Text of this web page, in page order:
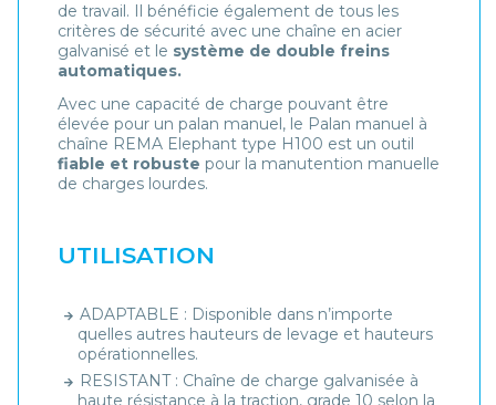
de travail. Il bénéficie également de tous les
critères de sécurité avec une chaîne en acier
galvanisé et le système de double freins
automatiques.
Avec une capacité de charge pouvant être
élevée pour un palan manuel, le Palan manuel à
chaîne REMA Elephant type H100 est un outil
fiable et robuste pour la manutention manuelle
de charges lourdes.
UTILISATION
ADAPTABLE : Disponible dans n’importe
quelles autres hauteurs de levage et hauteurs
opérationnelles.
RESISTANT : Chaîne de charge galvanisée à
haute résistance à la traction, grade 10 selon la